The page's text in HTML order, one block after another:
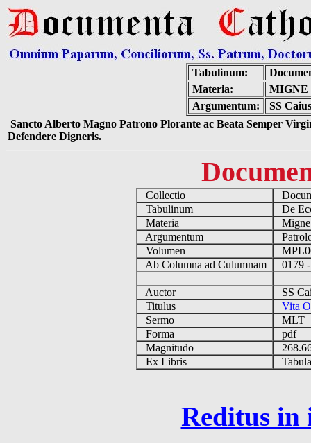
Tabulinum:
Materia:
MIGNE
Argumentum:
SS
Sancto Alberto Magno Patrono Plorante ac Beata Semper
Defendere Digneris.
Collectio
Tabulinum
De
Materia
Argumentum
Volumen
Ab Columna ad Culumnam
0179
Auctor
SS
Titulus
Vita
Sermo
MLT
Forma
pdf
Magnitudo
Ex Libris
Reditus in